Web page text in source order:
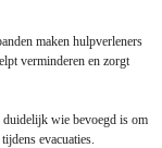
maken hulpverleners
verminderen en zorgt
duidelijk wie bevoegd is om
evacuaties.